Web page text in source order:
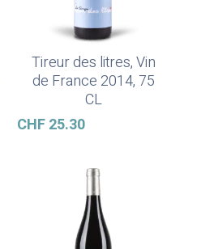
In Den Warenkorb
Tireur des litres, Vin
de France 2014, 75
CL
CHF25.30